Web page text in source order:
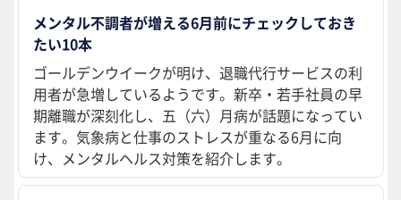
メンタル不調者が増える6月前にチェックしておき
たい10本
ゴールデンウイークが明け、退職代行サービスの利
用者が急増しているようです。新卒・若手社員の早
期離職が深刻化し、五（六）月病が話題になってい
ます。気象病と仕事のストレスが重なる6月に向
け、メンタルヘルス対策を紹介します。